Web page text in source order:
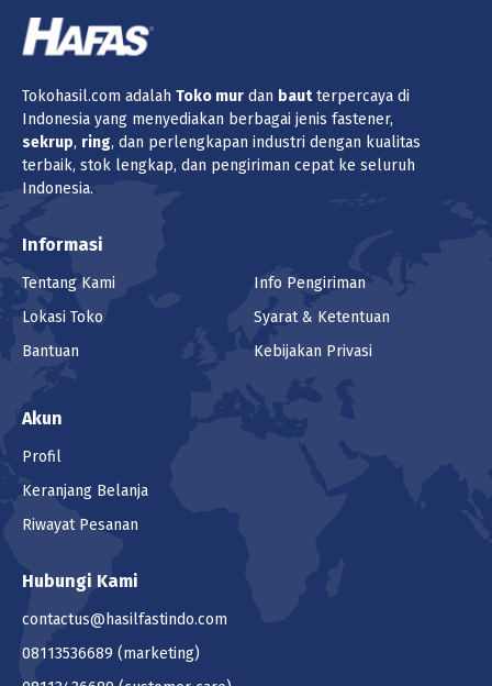
Tokohasil.com adalah Toko mur dan bautterpercaya di
Indonesia yang menyediakan berbagai jenis fastener,
sekrup, ring, dan perlengkapan industri dengan kualitas
terbaik, stok lengkap, dan pengiriman cepat ke seluruh
Indonesia.
Informasi
Tentang Kami
Lokasi Toko
Bantuan
Info Pengiriman
Syarat & Ketentuan
Kebijakan Privasi
Akun
Profil
Keranjang Belanja
Riwayat Pesanan
Hubungi Kami
contactus@hasilfastindo.com
08113536689 (marketing)